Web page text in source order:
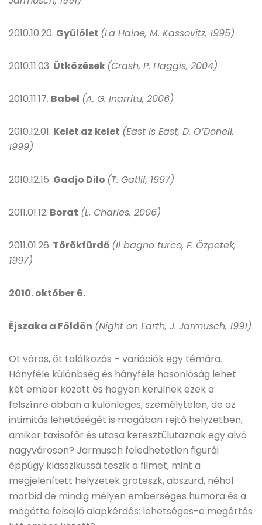
2010.10.20. Gyűlölet (La Haine, M. Kassovitz, 1995)
2010.11.03. Ütközések(Crash, P. Haggis, 2004)
2010.11.17. Babel (A. G. Inarritu, 2006)
2010.12.01. Kelet az kelet (East is East, D. O’Donell,
1999)
2010.12.15. Gadjo Dilo (T. Gatlif, 1997)
2011.01.12. Borat (L. Charles, 2006)
2011.01.26. Törökfürdő (Il bagno turco, F. Özpetek,
1997)
2010. október 6.
Éjszaka a Földön (Night on Earth, J. Jarmusch, 1991)
Öt város, öt találkozás – variációk egy témára.
Hányféle különbség és hányféle hasonlóság lehet
két ember között és hogyan kerülnek ezek a
felszínre abban a különleges, személytelen, de az
intimitás lehetőségét is magában rejtő helyzetben,
amikor taxisofőr és utasa keresztülutaznak egy alvó
nagyvároson? Jarmusch feledhetetlen figurái
éppúgy klasszikussá teszik a filmet, mint a
megjelenített helyzetek groteszk, abszurd, néhol
morbid de mindig mélyen emberséges humora és a
mögötte felsejlő alapkérdés: lehetséges-e megértés